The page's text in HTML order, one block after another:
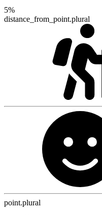
5%
distance_from_point.plural
point.plural